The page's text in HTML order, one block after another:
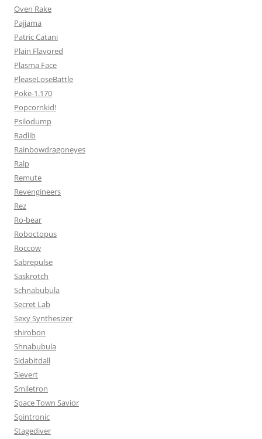
Oven Rake
Pajjama
Patric Catani
Plain Flavored
Plasma Face
PleaseLoseBattle
Poke-1.170
Popcornkid!
Psilodump
Radlib
Rainbowdragoneyes
Ralp
Remute
Revengineers
Rez
Ro-bear
Roboctopus
Roccow
Sabrepulse
Saskrotch
Schnabubula
Secret Lab
Sexy Synthesizer
shirobon
Shnabubula
Sidabitdall
Sievert
Smiletron
Space Town Savior
Spintronic
Stagediver